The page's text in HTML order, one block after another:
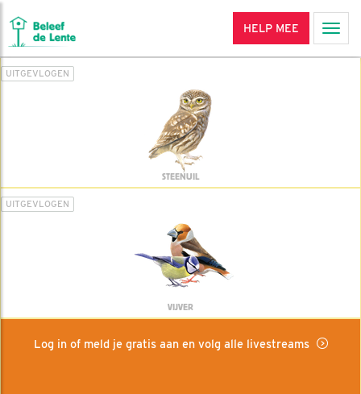
HELP MEE
UITGEVLOGEN
STEENUIL
UITGEVLOGEN
VIJVER
Log in of meld je gratis aan en volg alle livestreams